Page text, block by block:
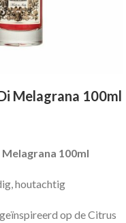
Melagrana 100ml
100ml
houtachtig
op de Citrus